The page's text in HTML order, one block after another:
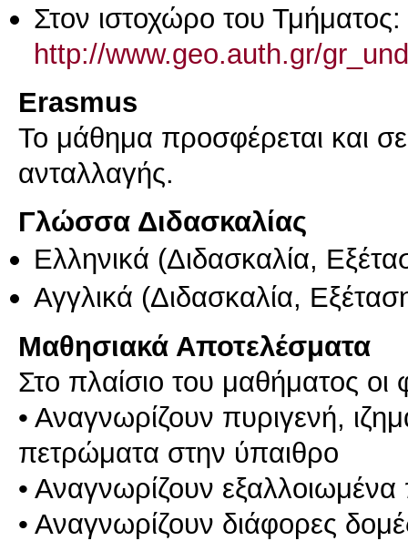
Στον ιστοχώρο του Τμήματος:
http://www.geo.auth.gr/
Erasmus
Το μάθημα προσφέρεται και
ανταλλαγής.
Γλώσσα Διδασκαλίας
Ελληνικά (Διδασκαλία,
Αγγλικά (Διδασκαλία,
Μαθησιακά Αποτελέσματα
Στο πλαίσιο του μαθήματος οι
• Αναγνωρίζουν πυριγενή,
πετρώματα στην ύπαιθρο
• Αναγνωρίζουν
• Αναγνωρίζουν διάφορες